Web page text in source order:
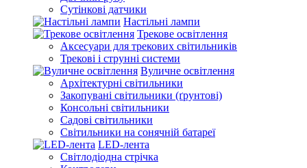
Сутінкові датчики
Настільні лампи
Трекове освітлення
Аксесуари для трекових світильників
Трекові і струнні системи
Вуличне освітлення
Архітектурні світильники
Закопувані світильники (ґрунтові)
Консольні світильники
Садові світильники
Світильники на сонячній батареї
LED-лента
Світлодіодна стрічка